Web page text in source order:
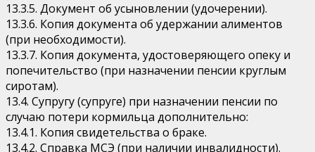
13.3.5. Документ об усыновлении (удочерении).
13.3.6. Копия документа об удержании алиментов
(при необходимости).
13.3.7. Копия документа, удостоверяющего опеку и
попечительство (при назначении пенсии круглым
сиротам).
13.4. Супругу (супруге) при назначении пенсии по
случаю потери кормильца дополнительно:
13.4.1. Копия свидетельства о браке.
13.4.2. Справка МСЭ (при наличии инвалидности).